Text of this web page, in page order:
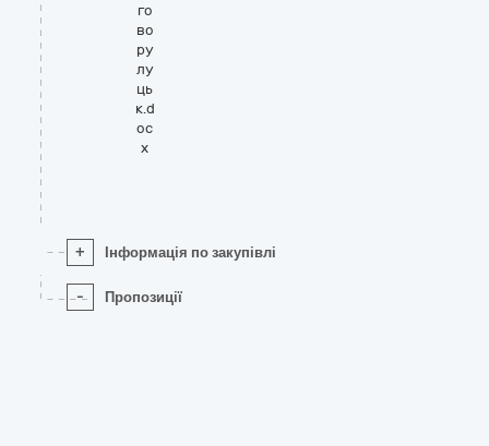
го
во
ру
лу
ць
к.d
oc
x
+ Інформація по закупівлі
- Пропозиції